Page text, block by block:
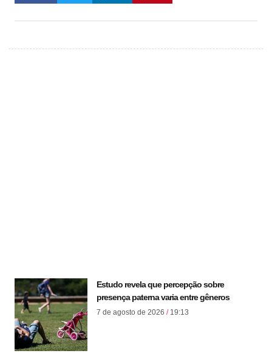
Estudo revela que percepção sobre
presença paterna varia entre gêneros
7 de agosto de 2026 19:13